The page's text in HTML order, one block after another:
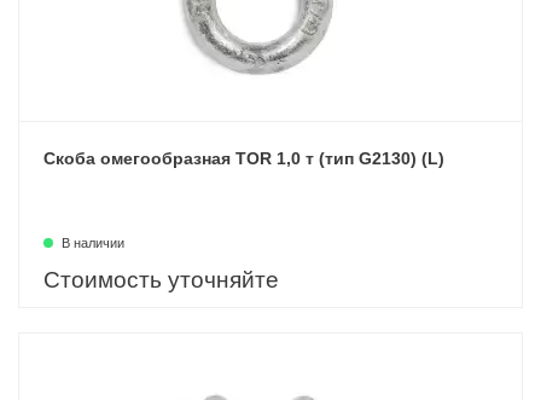
Скоба омегообразная TOR 1,0 т (тип G2130) (L)
В наличии
Стоимость уточняйте